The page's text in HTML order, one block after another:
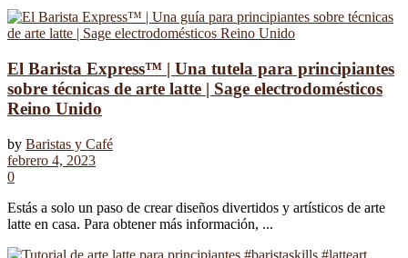
El Barista Express™ | Una tutela para principiantes
sobre técnicas de arte latte | Sage electrodomésticos
Reino Unido
by Baristas y Café
febrero 4, 2023
0
Estás a solo un paso de crear diseños divertidos y artísticos de arte
latte en casa. Para obtener más información, ...